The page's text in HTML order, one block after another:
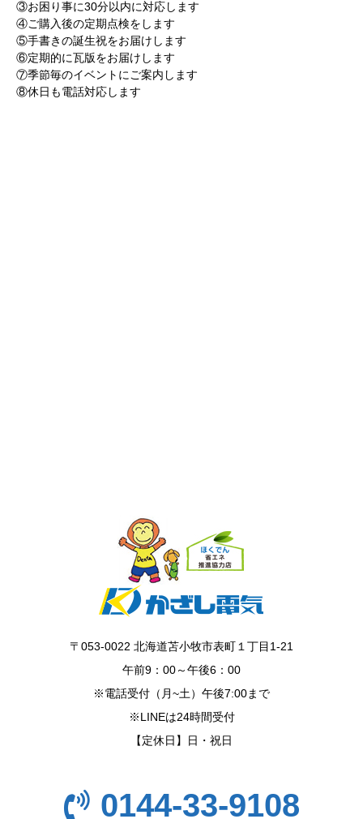
③お困り事に30分以内に対応します
④ご購入後の定期点検をします
⑤手書きの誕生祝をお届けします
⑥定期的に瓦版をお届けします
⑦季節毎のイベントにご案内します
⑧休日も電話対応します
〒053-0022 北海道苫小牧市表町１丁目1-21
午前9：00～午後6：00
※電話受付（月~土）午後7:00まで
※LINEは24時間受付
【定休日】日・祝日
0144-33-9108